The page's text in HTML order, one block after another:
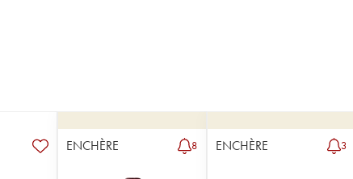
ENCHÈRE 8 ENCHÈRE 3